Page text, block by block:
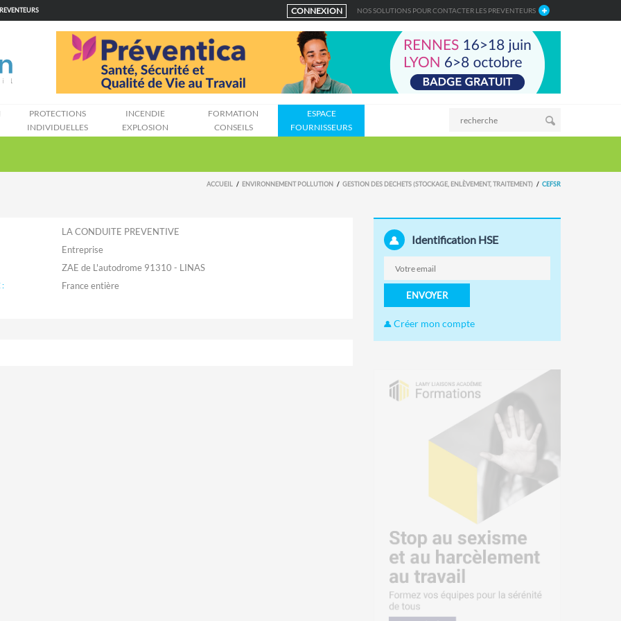
CONNEXION NOS SOLUTIONS POUR CONTACTER LES PREVENTEURS
PROTECTIONS
INDIVIDUELLES
INCENDIE
EXPLOSION
FORMATION
CONSEILS
ESPACE
FOURNISSEURS
ACCUEIL ENVIRONNEMENT POLLUTION GESTION DES DECHETS (STOCKAGE, ENLÈVEMENT, TRAITEMENT) CEFSR
LA CONDUITE PREVENTIVE
Entreprise
ZAE de L'autodrome 91310 - LINAS
:
Identification HSE
ENVOYER
Créer mon compte